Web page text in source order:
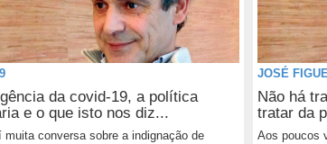
da covid-19, a política
e o que isto nos diz...
muita conversa sobre a indignação de
JOSÉ
Não há
tratar da
Aos poucos